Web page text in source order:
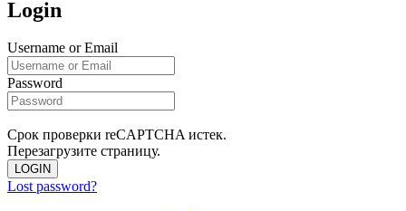
Login
Username or Email
Password
Срок проверки reCAPTCHA истек.
Перезагрузите страницу.
LOGIN
Lost password?